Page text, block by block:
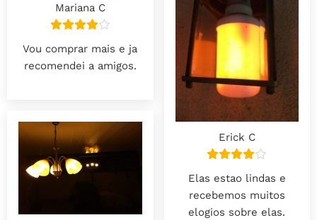
Mariana C
Vou comprar mais e ja
recomendei a amigos.
Erick C
Elas estao lindas e
recebemos muitos
elogios sobre elas.